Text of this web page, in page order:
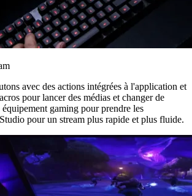
avec des actions intégrées à l'application et
pour lancer des médias et changer de
gaming pour prendre les
pour un stream plus rapide et plus fluide.